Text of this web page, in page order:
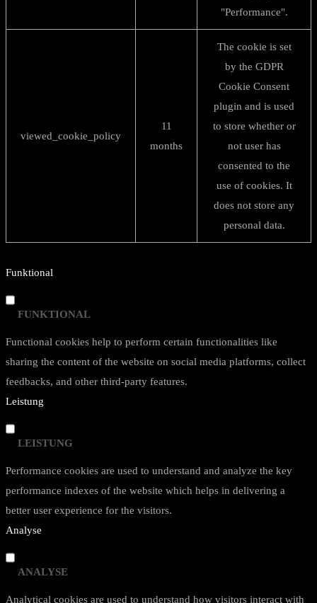
"Performance".
viewed_cookie_policy
11
months
The cookie is set
by the GDPR
Cookie Consent
plugin and is used
to store whether or
not user has
consented to the
use of cookies. It
does not store any
personal data.
Funktional
FUNKTIONAL
Functional cookies help to perform certain functionalities like
sharing the content of the website on social media platforms, collect
feedbacks, and other third-party features.
Leistung
LEISTUNG
Performance cookies are used to understand and analyze the key
performance indexes of the website which helps in delivering a
better user experience for the visitors.
Analyse
ANALYSE
Analytical cookies are used to understand how visitors interact with